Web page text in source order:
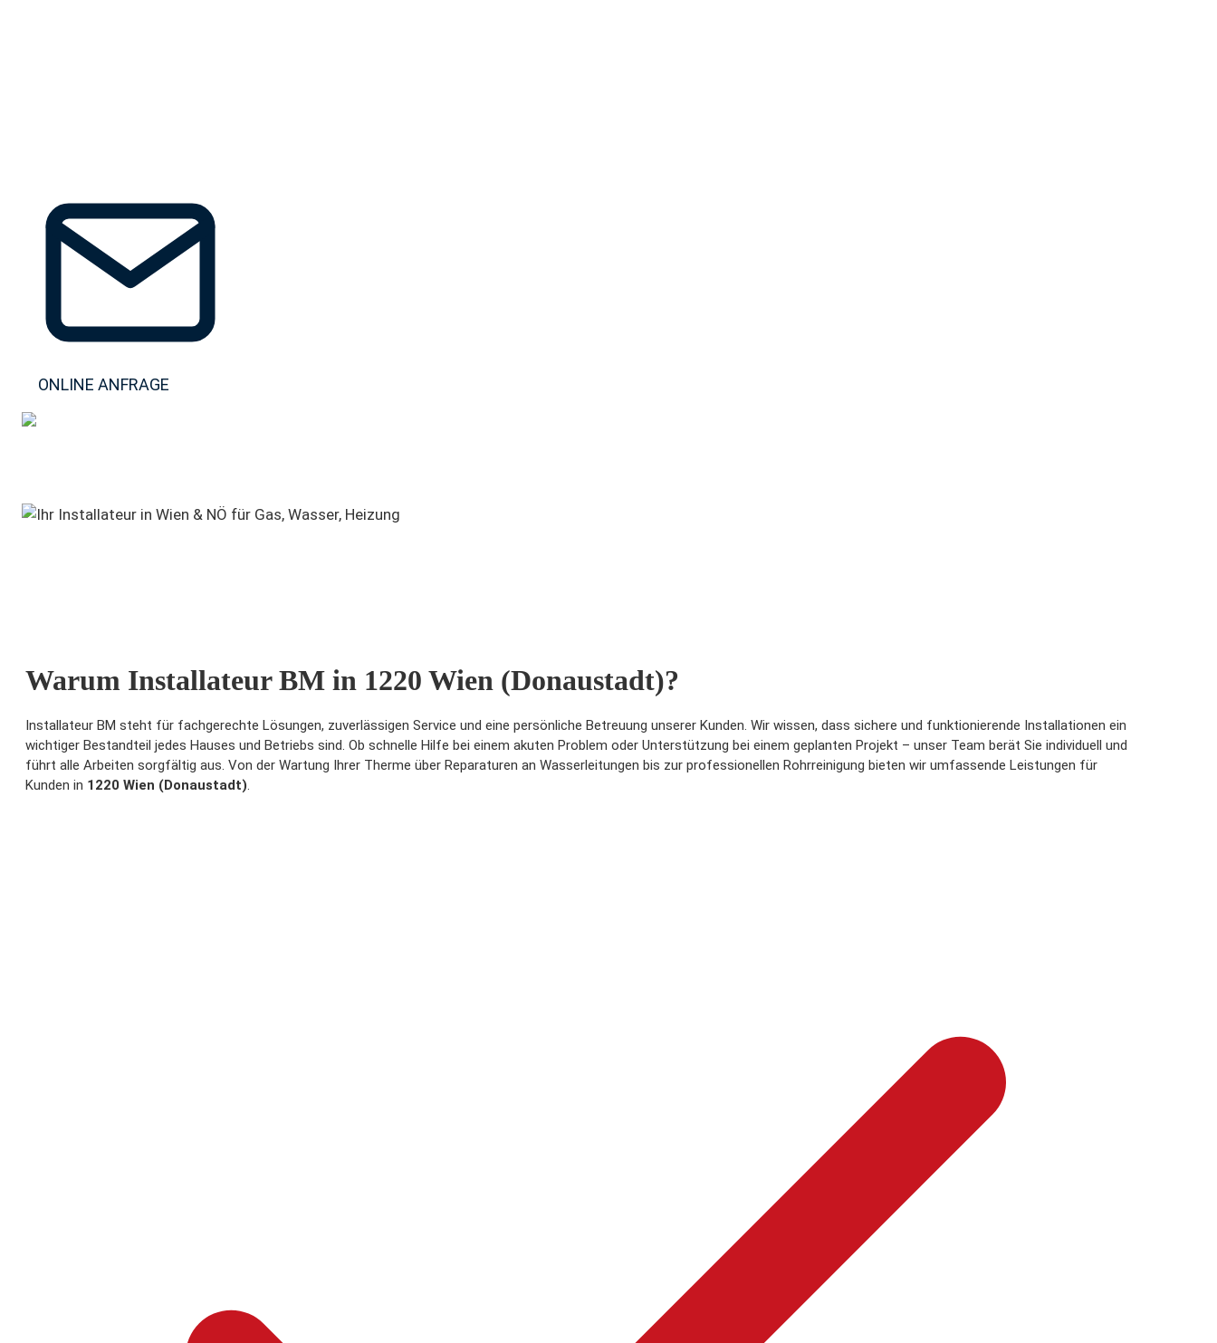
ONLINE ANFRAGE
Warum Installateur BM in 1220 Wien (Donaustadt)?
Installateur BM steht für fachgerechte Lösungen, zuverlässigen Service und eine persönliche Betreuung unserer Kunden. Wir wissen, dass sichere und funktionierende Installationen ein
wichtiger Bestandteil jedes Hauses und Betriebs sind. Ob schnelle Hilfe bei einem akuten Problem oder Unterstützung bei einem geplanten Projekt – unser Team berät Sie individuell und
führt alle Arbeiten sorgfältig aus. Von der Wartung Ihrer Therme über Reparaturen an Wasserleitungen bis zur professionellen Rohrreinigung bieten wir umfassende Leistungen für
Kunden in 1220 Wien (Donaustadt).